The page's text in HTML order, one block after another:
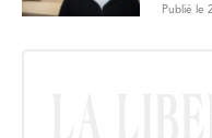
Publié le